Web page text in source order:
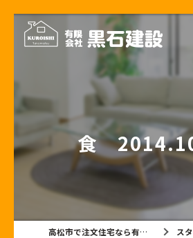
食
高松市で注文住宅なら有限会社黒石建設 スタッ